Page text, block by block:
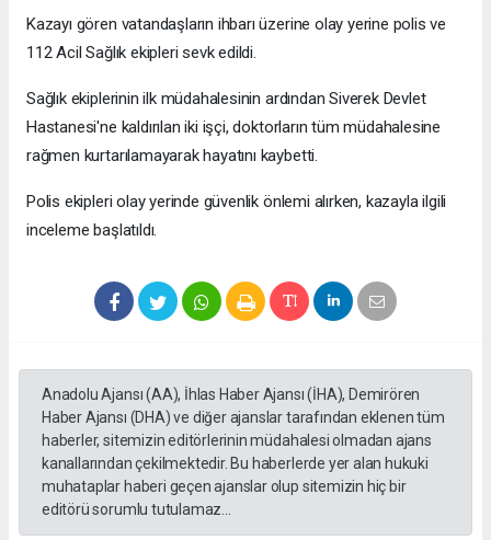
Kazayı gören vatandaşların ihbarı üzerine olay yerine polis ve
112 Acil Sağlık ekipleri sevk edildi.
Sağlık ekiplerinin ilk müdahalesinin ardından Siverek Devlet
Hastanesi'ne kaldırılan iki işçi, doktorların tüm müdahalesine
rağmen kurtarılamayarak hayatını kaybetti.
Polis ekipleri olay yerinde güvenlik önlemi alırken, kazayla ilgili
inceleme başlatıldı.
Anadolu Ajansı (AA), İhlas Haber Ajansı (İHA), Demirören
Haber Ajansı (DHA) ve diğer ajanslar tarafından eklenen tüm
haberler, sitemizin editörlerinin müdahalesi olmadan ajans
kanallarından çekilmektedir. Bu haberlerde yer alan hukuki
muhataplar haberi geçen ajanslar olup sitemizin hiç bir
editörü sorumlu tutulamaz...